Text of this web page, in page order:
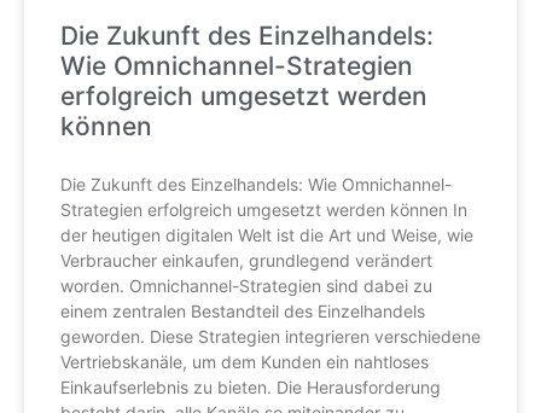
Die Zukunft des Einzelhandels:
Wie Omnichannel-Strategien
erfolgreich umgesetzt werden
können
Die Zukunft des Einzelhandels: Wie Omnichannel-
Strategien erfolgreich umgesetzt werden können In
der heutigen digitalen Welt ist die Art und Weise, wie
Verbraucher einkaufen, grundlegend verändert
worden. Omnichannel-Strategien sind dabei zu
einem zentralen Bestandteil des Einzelhandels
geworden. Diese Strategien integrieren verschiedene
Vertriebskanäle, um dem Kunden ein nahtloses
Einkaufserlebnis zu bieten. Die Herausforderung